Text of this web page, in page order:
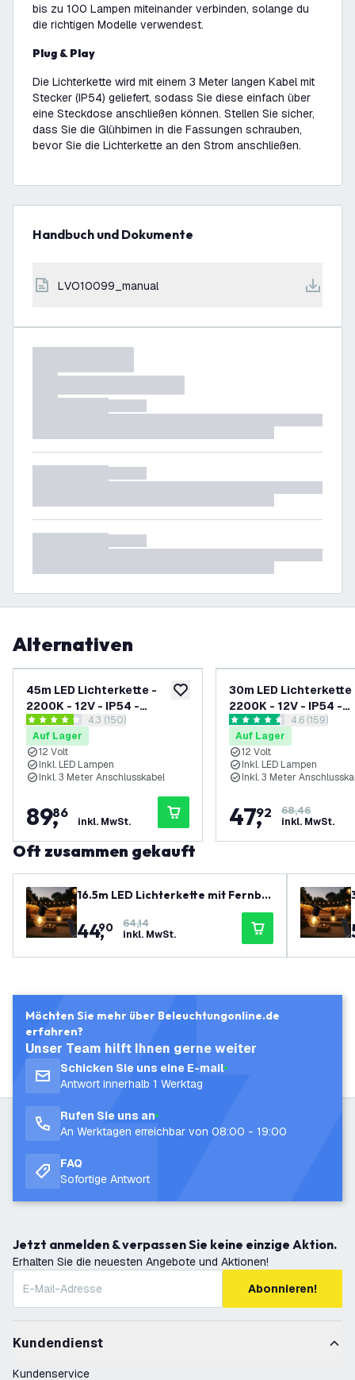
bis zu 100 Lampen miteinander verbinden, solange du
die richtigen Modelle verwendest.
Plug & Play
Die Lichterkette wird mit einem 3 Meter langen Kabel mit
Stecker (IP54) geliefert, sodass Sie diese einfach über
eine Steckdose anschließen können. Stellen Sie sicher,
dass Sie die Glühbirnen in die Fassungen schrauben,
bevor Sie die Lichterkette an den Strom anschließen.
Handbuch und Dokumente
LVO10099_manual
Alternativen
zur Wunschliste hinzufügen
45m LED Lichterkette -
2200K - 12V - IP54 -
Verknüpfbar - inkl. 75 LEDs -
G40 - Plug & Play
Bewertungsbereich öffnen
4.3 Bewertungssterne
4.3 (150)
Auf Lager
12 Volt
Inkl. LED Lampen
Inkl. 3 Meter Anschlusskabel
89,
86
inkl. MwSt.
30m LED Lichterkette
2200K - 12V - IP54 -
Verknüpfbar - inkl. 50
G40 - Plug & Play
4.6 Bewertungssterne
4.6 (159)
Auf Lager
12 Volt
Inkl. LED Lampen
Inkl. 3 Meter
47,
92
68,46
inkl. MwSt.
Oft zusammen gekauft
16.5m LED Lichterkette mit Fernbe
dienung + 3m Anschlusskabel - 220
0K - 12V - IP54 - Verknüpfbar - inkl.
30 LEDs - G40 - Plug & Play
44,
90
64,14
inkl. MwSt.
Möchten Sie mehr über Beleuchtungonline.de
erfahren?
Unser Team hilft Ihnen gerne weiter
Schicken Sie uns eine E-mail
Antwort innerhalb 1 Werktag
Rufen Sie uns an
An Werktagen erreichbar von 08:00 - 19:00
FAQ
Sofortige Antwort
Jetzt anmelden & verpassen Sie keine einzige Aktion.
Erhalten Sie die neuesten Angebote und Aktionen!
Abonnieren!
Kundendienst
Kundenservice